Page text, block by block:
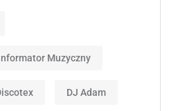
Muzyczny
DJ Adam